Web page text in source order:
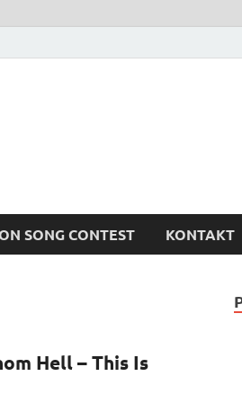
SONG CONTEST KONTAKT
Hell – This Is